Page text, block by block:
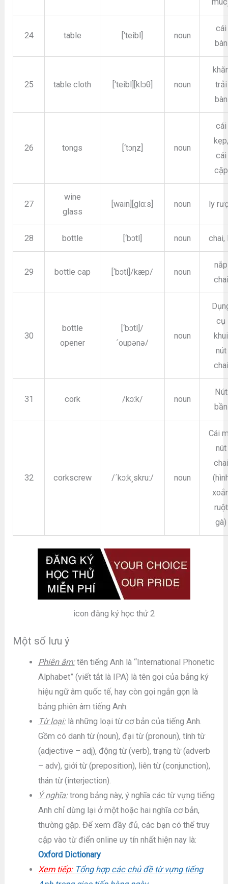
24 table [‘teibl] noun
cái
bàn
25 table cloth [‘teibl][klɔθ] noun
trải
bàn
26 tongs [‘tɔηz] noun
cái
kẹp,
cái
cặp
27
wine
glass
[wain][glɑ:s] noun ly
28 bottle [‘bɔtl] noun chai,
29 bottle cap [‘bɔtl]/kæp/ noun
nắp
chai
30
bottle
opener
[‘bɔtl]/
´oupənə/
noun
cụ
khui
nút
chai
31 cork /kɔ:k/ noun
Nút
bần
32 corkscrew /´kɔ:k¸skru:/ noun
Cái
nút
chai
ruột
gà)
icon đăng ký học thử 2
Một số lưu ý
Phiên âm:tên tiếng Anh là “International Phonetic
Alphabet” (viết tắt là IPA) là tên gọi của bảng ký
hiệu ngữ âm quốc tế, hay còn gọi ngắn gọn là
bảng phiên âm tiếng Anh.
Từ loại:là những loại từ cơ bản của tiếng Anh.
Gồm có danh từ (noun), đại từ (pronoun), tính từ
(adjective – adj), động từ (verb), trạng từ (adverb
– adv), giới từ (preposition), liên từ (conjunction),
thán từ (interjection).
Ý nghĩa:trong bảng này, ý nghĩa các từ vựng tiếng
Anh chỉ dừng lại ở một hoặc hai nghĩa cơ bản,
thường gặp. Để xem đầy đủ, các bạn có thể truy
cập vào từ điển online uy tín nhất hiện nay là:
Oxford Dictionary
Xem tiếp: Tổng hợp các chủ đề từ vựng tiếng